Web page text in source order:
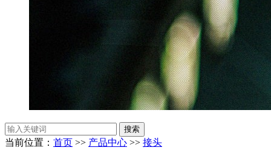
当前位置： 首页 >> 产品中心 >> 接头